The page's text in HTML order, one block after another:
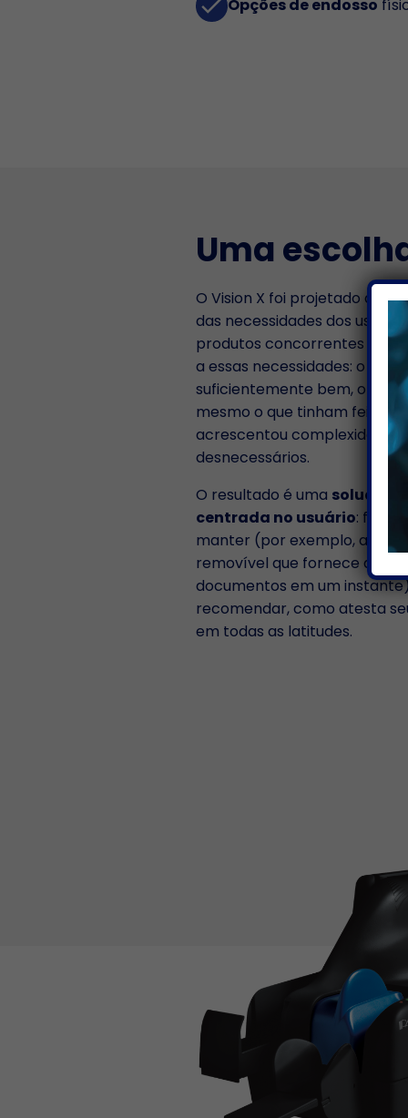
doneOpções de endosso
Uma
O Vision X foi projetado após
das necessidades dos
produtos concorrentes
a essas necessidades: o que
suficientemente bem, o que
mesmo o que tinham feito
acrescentou complexidade,
desnecessários.
O resultado é uma solução
centrada no usuário: fácil
manter (por exemplo, a
removível que fornece
documentos em um
recomendar, como atesta
em todas as latitudes.